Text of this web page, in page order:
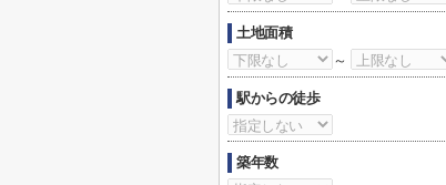
土地面積
～
駅からの徒歩
築年数